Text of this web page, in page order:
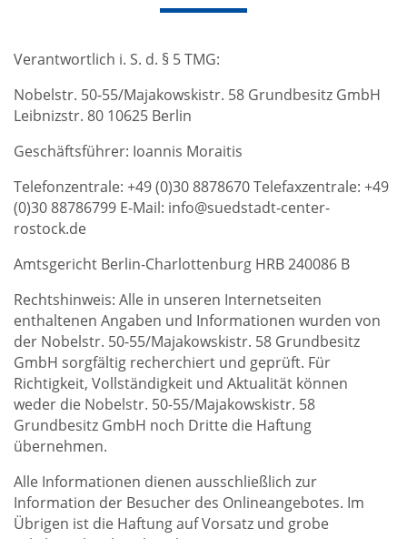
Verantwortlich i. S. d. § 5 TMG:
Nobelstr. 50-55/Majakowskistr. 58 Grundbesitz GmbH
Leibnizstr. 80 10625 Berlin
Geschäftsführer: Ioannis Moraitis
Telefonzentrale: +49 (0)30 8878670 Telefaxzentrale: +49
(0)30 88786799 E-Mail: info@suedstadt-center-
rostock.de
Amtsgericht Berlin-Charlottenburg HRB 240086 B
Rechtshinweis: Alle in unseren Internetseiten
enthaltenen Angaben und Informationen wurden von
der Nobelstr. 50-55/Majakowskistr. 58 Grundbesitz
GmbH sorgfältig recherchiert und geprüft. Für
Richtigkeit, Vollständigkeit und Aktualität können
weder die Nobelstr. 50-55/Majakowskistr. 58
Grundbesitz GmbH noch Dritte die Haftung
übernehmen.
Alle Informationen dienen ausschließlich zur
Information der Besucher des Onlineangebotes. Im
Übrigen ist die Haftung auf Vorsatz und grobe